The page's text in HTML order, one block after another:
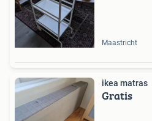
Maastricht
ikea matras
Gratis